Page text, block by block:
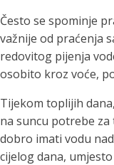
Često se spominje
važnije od praćenja
redovitog pijenja
osobito kroz voće,
Tijekom toplijih
na suncu potrebe
dobro imati vodu
cijelog dana,